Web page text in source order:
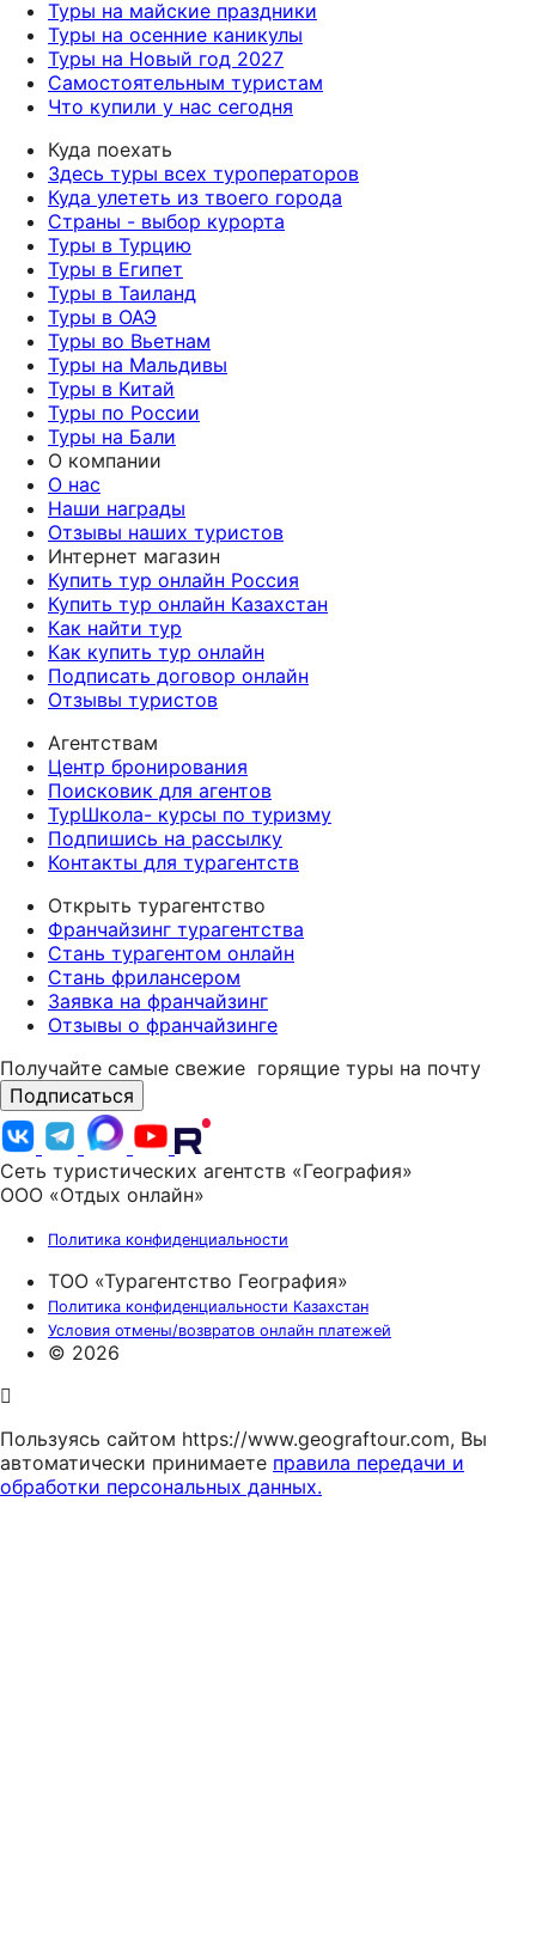
Туры на майские праздники
Туры на осенние каникулы
Туры на Новый год 2027
Самостоятельным туристам
Что купили у нас сегодня
Куда поехать
Здесь туры всех туроператоров
Куда улететь из твоего города
Страны - выбор курорта
Туры в Турцию
Туры в Египет
Туры в Таиланд
Туры в ОАЭ
Туры во Вьетнам
Туры на Мальдивы
Туры в Китай
Туры по России
Туры на Бали
О компании
О нас
Наши награды
Отзывы наших туристов
Интернет магазин
Купить тур онлайн Россия
Купить тур онлайн Казахстан
Как найти тур
Как купить тур онлайн
Подписать договор онлайн
Отзывы туристов
Агентствам
Центр бронирования
Поисковик для агентов
ТурШкола- курсы по туризму
Подпишись на рассылку
Контакты для турагентств
Открыть турагентство
Франчайзинг турагентства
Стань турагентом онлайн
Стань фрилансером
Заявка на франчайзинг
Отзывы о франчайзинге
Получайте самые свежие горящие туры на почту
Подписаться
Сеть туристических агентств «География»
ООО «Отдых онлайн»
Политика конфиденциальности
ТОО «Турагентство География»
Политика конфиденциальности Казахстан
Условия отмены/возвратов онлайн платежей
© 2026
Пользуясь сайтом https://www.geograftour.com, Вы
автоматически принимаете правила передачи и
обработки персональных данных.